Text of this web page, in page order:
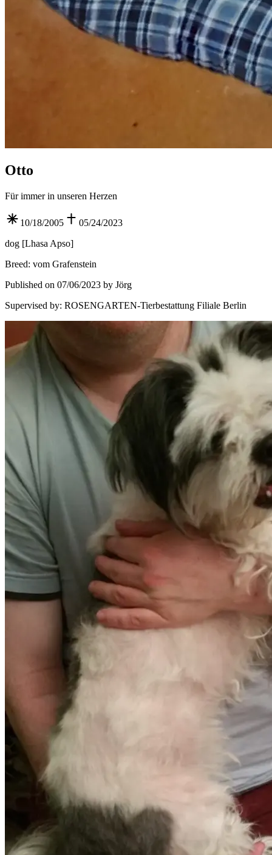
Otto
Für immer in unseren Herzen
10/18/2005
05/24/2023
dog [Lhasa Apso]
Breed: vom Grafenstein
Published on 07/06/2023 by Jörg
Supervised by: ROSENGARTEN-Tierbestattung Filiale Berlin